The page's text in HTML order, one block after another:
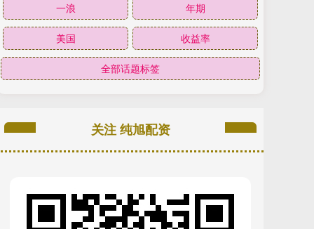
一浪 年期
美国 收益率
全部话题标签
关注 纯旭配资